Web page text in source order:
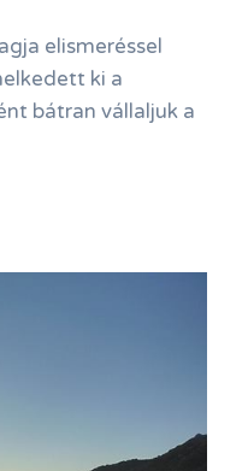
elismeréssel
ki a
bátran vállaljuk a